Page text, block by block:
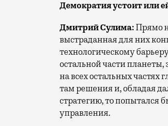
Демократия устоит или
Дмитрий Сулима:Прямо
выстраданная для них
технологическому
остальной части
на всех остальных
там решения и, обладая
стратегию, то попытался
управления.